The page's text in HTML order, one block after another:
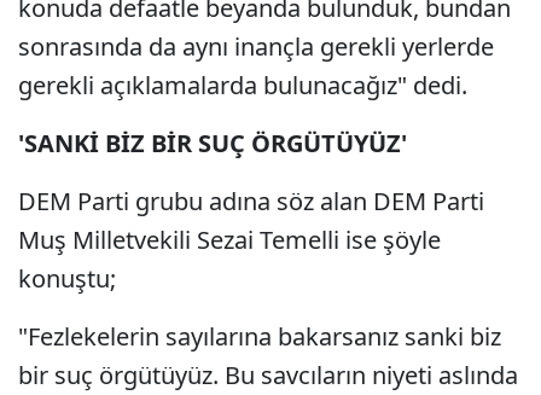
konuda defaatle beyanda bulunduk, bundan
sonrasında da aynı inançla gerekli yerlerde
gerekli açıklamalarda bulunacağız" dedi.
'SANKİ BİZ BİR SUÇ ÖRGÜTÜYÜZ'
DEM Parti grubu adına söz alan DEM Parti
Muş Milletvekili Sezai Temelli ise şöyle
konuştu;
"Fezlekelerin sayılarına bakarsanız sanki biz
bir suç örgütüyüz. Bu savcıların niyeti aslında